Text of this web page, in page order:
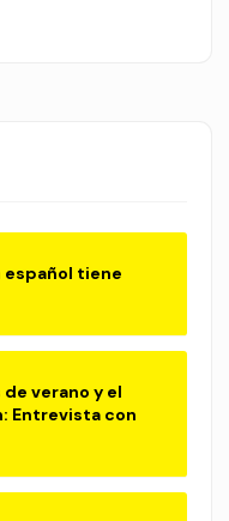
tiene
verano y el
Entrevista con